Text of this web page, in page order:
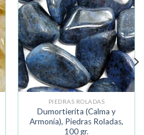
Añadir
a la
lista de
deseos
PIEDRAS ROLADAS
Dumortierita (Calma y
Armonía), Piedras Roladas,
100 gr.